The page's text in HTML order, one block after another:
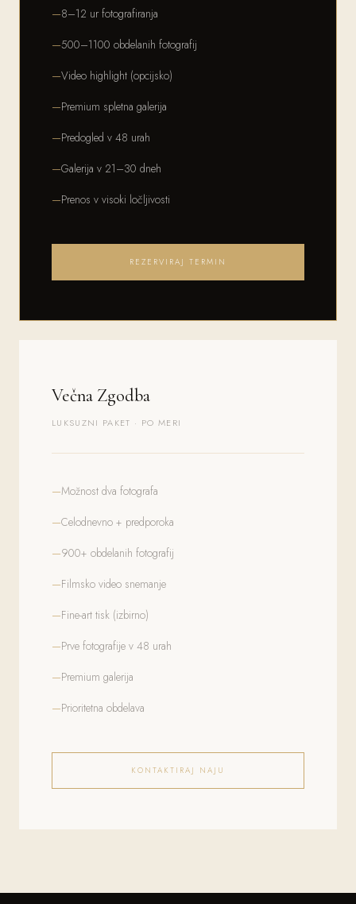
8–12 ur fotografiranja
500–1100 obdelanih fotografij
Video highlight (opcijsko)
Premium spletna galerija
Predogled v 48 urah
Galerija v 21–30 dneh
Prenos v visoki ločljivosti
REZERVIRAJ TERMIN
Večna Zgodba
LUKSUZNI PAKET · PO MERI
Možnost dva fotografa
Celodnevno + predporoka
900+ obdelanih fotografij
Filmsko video snemanje
Fine-art tisk (izbirno)
Prve fotografije v 48 urah
Premium galerija
Prioritetna obdelava
KONTAKTIRAJ NAJU